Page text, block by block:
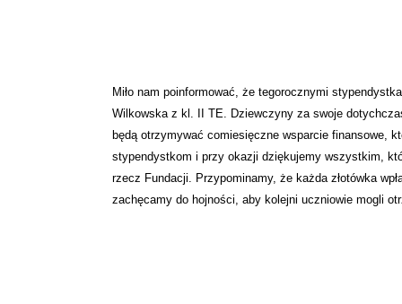
Miło nam poinformować, że tegorocznymi
Wilkowska z kl. II TE. Dziewczyny za swoje
będą otrzymywać comiesięczne wsparcie finansowe,
stypendystkom i przy okazji dziękujemy wszystkim,
rzecz Fundacji. Przypominamy, że każda złotówka
zachęcamy do hojności, aby kolejni uczniowie mogli